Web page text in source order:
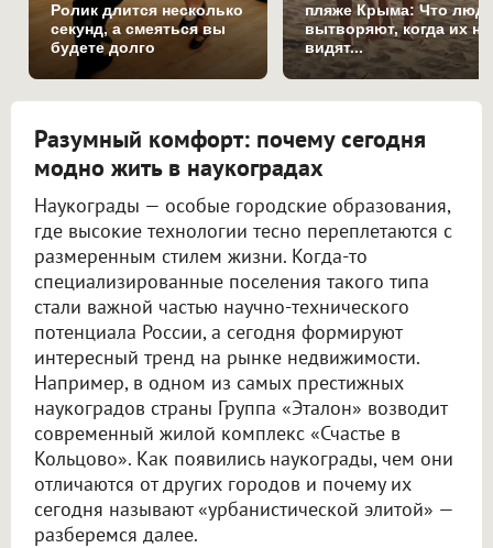
Ролик длится несколько
секунд, а смеяться вы
будете долго
пляже Крыма: Что
вытворяют, когда их не
видят...
Разумный комфорт: почему сегодня
модно жить в наукоградах
Наукограды — особые городские образования,
где высокие технологии тесно переплетаются с
размеренным стилем жизни. Когда-то
специализированные поселения такого типа
стали важной частью научно-технического
потенциала России, а сегодня формируют
интересный тренд на рынке недвижимости.
Например, в одном из самых престижных
наукоградов страны Группа «Эталон» возводит
современный жилой комплекс «Счастье в
Кольцово». Как появились наукограды, чем они
отличаются от других городов и почему их
сегодня называют «урбанистической элитой» —
разберемся далее.